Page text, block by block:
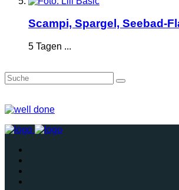
Scampi, Spargel, Seebad-
5 Tagen ...